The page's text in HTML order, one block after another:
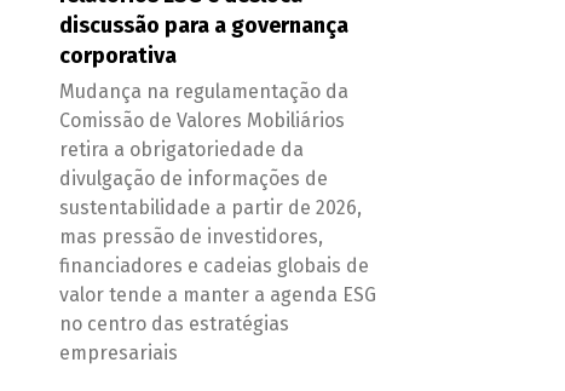
discussão para a governança
corporativa
Mudança na regulamentação da
Comissão de Valores Mobiliários
retira a obrigatoriedade da
divulgação de informações de
sustentabilidade a partir de 2026,
mas pressão de investidores,
financiadores e cadeias globais de
valor tende a manter a agenda ESG
no centro das estratégias
empresariais